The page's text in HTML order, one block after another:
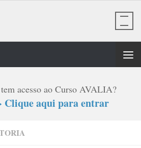
acesso ao Curso AVALIA?
Clique aqui para entrar